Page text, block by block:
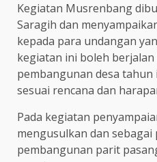
Kegiatan Musrenbang
Saragih dan
kepada para undangan
kegiatan ini boleh
pembangunan desa
sesuai rencana dan
Pada kegiatan
mengusulkan dan
pembangunan parit